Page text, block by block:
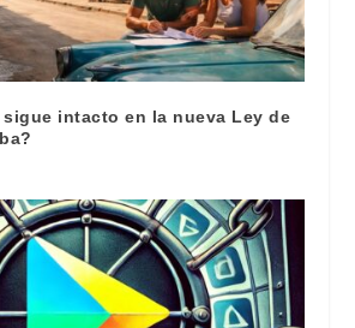
sigue intacto en la nueva Ley de